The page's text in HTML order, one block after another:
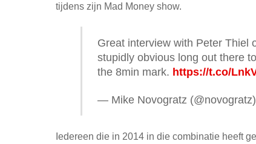
tijdens zijn Mad Money show.
Great interview with Peter Thiel
stupidly obvious long out there
the 8min mark. https://t.co/
— Mike Novogratz (@novogratz)
Iedereen die in 2014 in die combinatie heeft